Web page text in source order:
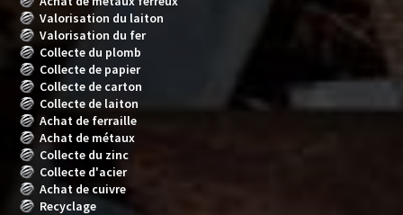
Valorisation du laiton
Valorisation du fer
Collecte du plomb
Collecte de papier
Collecte de carton
Collecte de laiton
Achat de ferraille
Achat de métaux
Collecte du zinc
Collecte d'acier
Achat de cuivre
Recyclage